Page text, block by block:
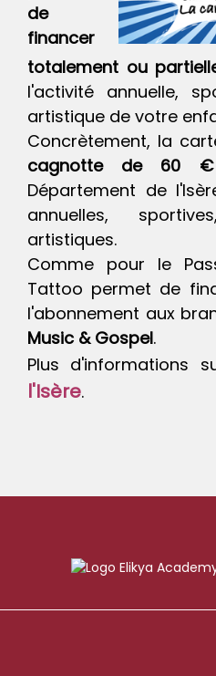
de
financer
totalement ou
l'activité annuelle,
artistique de votre
Concrètement, la
cagnotte de 60 €
Département de
annuelles,
artistiques.
Comme pour le
Tattoo permet de
l'abonnement aux
Music & Gospel.
Plus d'informations
l'Isère.